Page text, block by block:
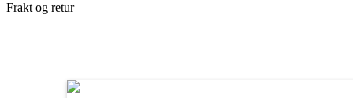
Frakt og retur